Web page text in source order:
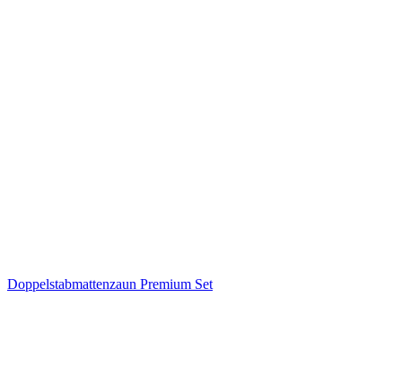
Doppelstabmattenzaun Premium Set